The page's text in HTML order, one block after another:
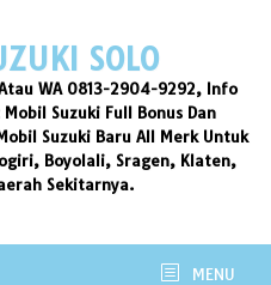
SOLO
WA 0813-2904-9292, Info
Suzuki Full Bonus Dan
Suzuki Baru All Merk Untuk
Boyolali, Sragen, Klaten,
Sekitarnya.
MENU